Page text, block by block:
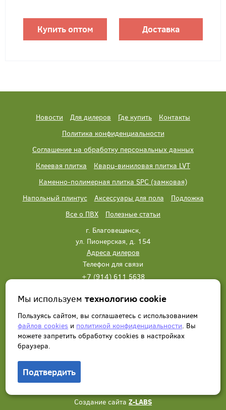
Купить оптом Доставка
Новости Для дилеров Где купить
Контакты
Политика конфиденциальности
Соглашение на обработку персональных данных
Клеевая плитка
Кварц-виниловая плитка LVT
Каменно-полимерная плитка SPC (замковая)
Напольный плинтус
Аксессуары для пола
Подложка
Все о ПВХ
Полезные статьи
г. Благовещенск,
ул. Пионерская, д. 154
Адреса дилеров
Телефон для связи
+7 (914) 611 5638
Написать нам Заказать звонок
Создание сайта Z-LABS
Мы используемтехнологию cookie
Пользуясь сайтом, вы соглашаетесь с использованием
файлов cookies и политикой конфиденциальности. Вы
можете запретить обработку сookies в настройках
браузера.
Подтвердить